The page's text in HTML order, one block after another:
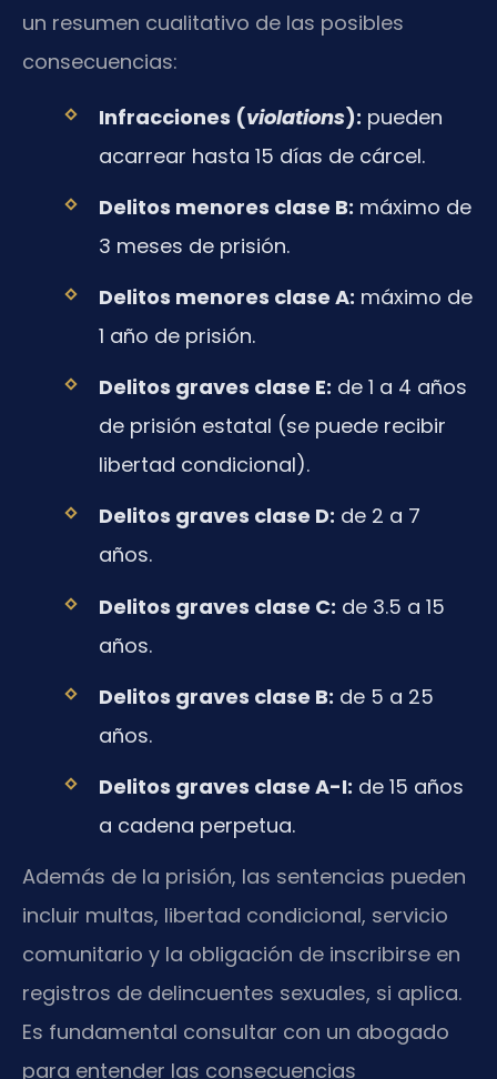
un resumen cualitativo de las posibles
consecuencias:
Infracciones (violations): pueden
acarrear hasta 15 días de cárcel.
Delitos menores clase B: máximo de
3 meses de prisión.
Delitos menores clase A: máximo de
1 año de prisión.
Delitos graves clase E: de 1 a 4 años
de prisión estatal (se puede recibir
libertad condicional).
Delitos graves clase D: de 2 a 7
años.
Delitos graves clase C: de 3.5 a 15
años.
Delitos graves clase B: de 5 a 25
años.
Delitos graves clase A-I: de 15 años
a cadena perpetua.
Además de la prisión, las sentencias pueden
incluir multas, libertad condicional, servicio
comunitario y la obligación de inscribirse en
registros de delincuentes sexuales, si aplica.
Es fundamental consultar con un abogado
para entender las consecuencias